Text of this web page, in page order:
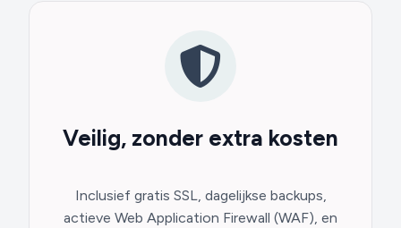
Veilig, zonder extra kosten
Inclusief gratis SSL, dagelijkse backups,
actieve Web Application Firewall (WAF), en